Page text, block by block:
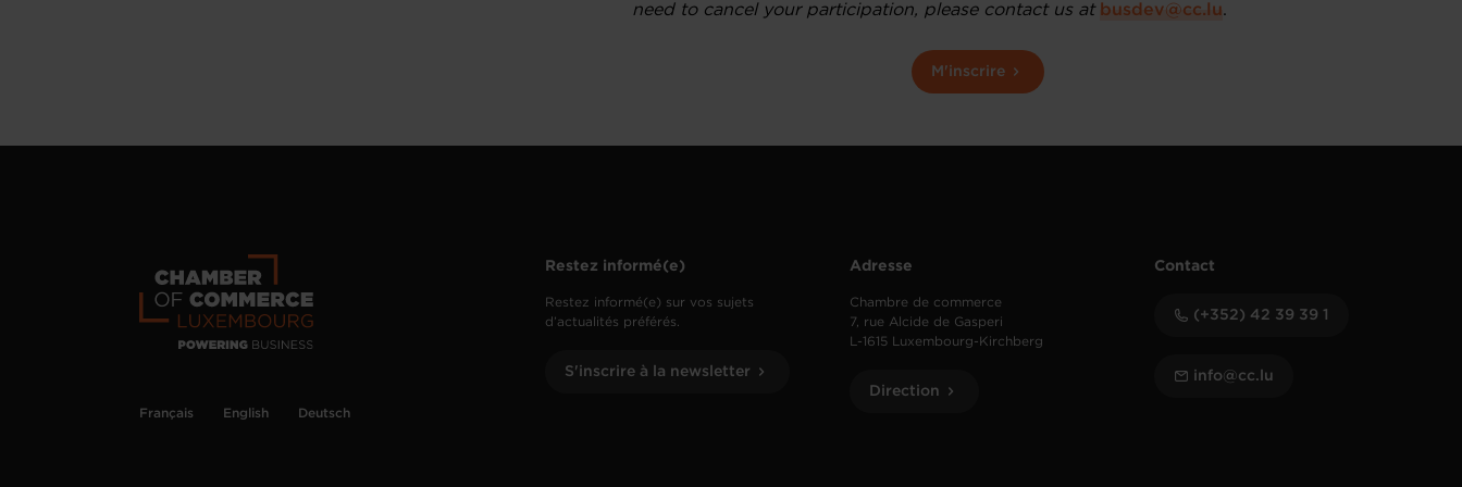
need to cancel your participation, please contact us at busdev@cc.lu.
M'inscrire
Français English Deutsch
Restez informé(e)
Restez informé(e) sur vos sujets
d’actualités préférés.
S'inscrire à la newsletter
Adresse
Chambre de commerce
7, rue Alcide de Gasperi
L-1615 Luxembourg-Kirchberg
Direction
Contact
(+352) 42 39 39 1
info@cc.lu